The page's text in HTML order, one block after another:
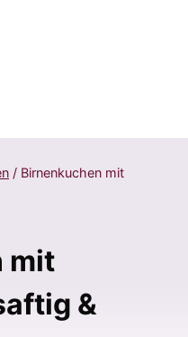
/ Birnenkuchen mit
mit
&